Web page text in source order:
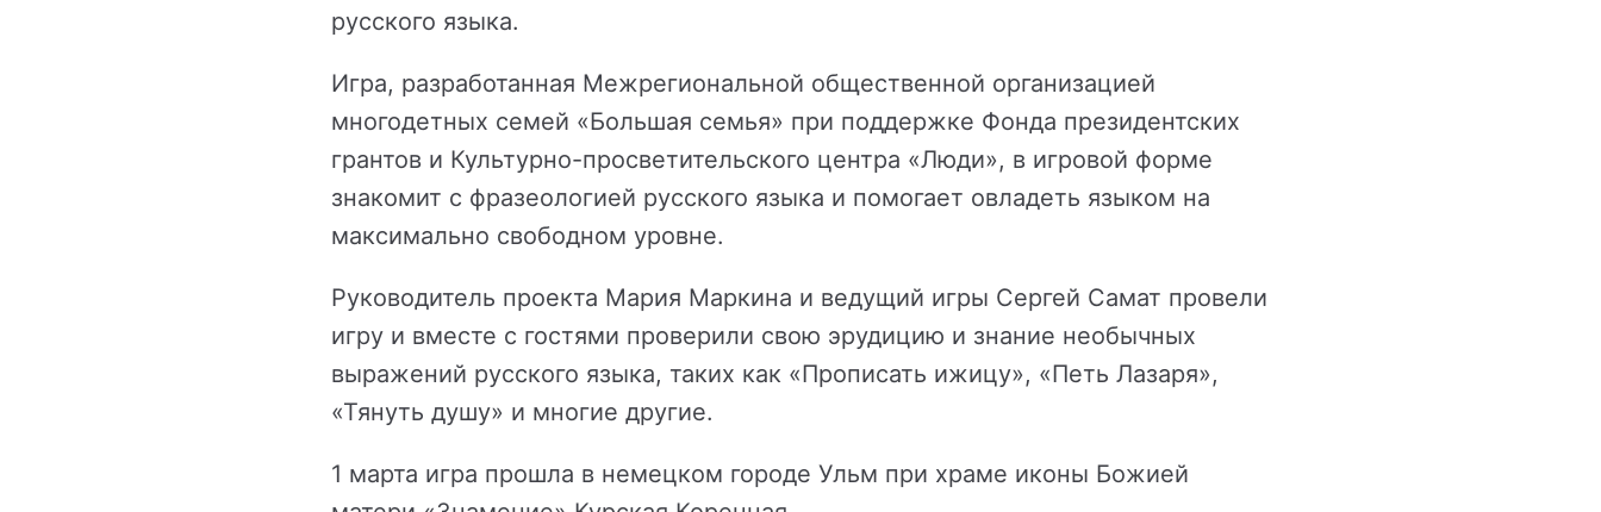
русского языка.
Игра, разработанная Межрегиональной общественной организацией
многодетных семей «Большая семья» при поддержке Фонда президентских
грантов и Культурно-просветительского центра «Люди», в игровой форме
знакомит с фразеологией русского языка и помогает овладеть языком на
максимально свободном уровне.
Руководитель проекта Мария Маркина и ведущий игры Сергей Самат провели
игру и вместе с гостями проверили свою эрудицию и знание необычных
выражений русского языка, таких как «Прописать ижицу», «Петь Лазаря»,
«Тянуть душу» и многие другие.
1 марта игра прошла в немецком городе Ульм при храме иконы Божией